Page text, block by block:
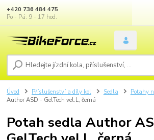
+420 736 484 475
Po - Pá: 9 - 17 hod.
Úvod Příslušenství a díly kol Sedla Potahy
Author ASD - GelTech vel.L, černá
Potah sedla Author